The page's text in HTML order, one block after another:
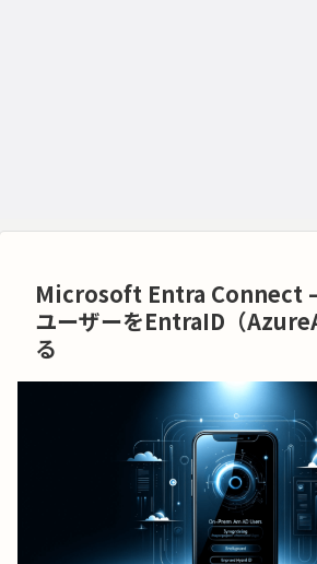
Microsoft Entra Connect –
ユーザーをEntraID（
る